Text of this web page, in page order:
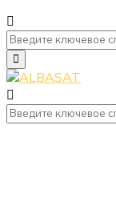
Search
for:Primary
Menu
Search
for: